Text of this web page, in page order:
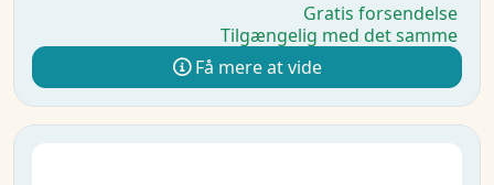
Gratis forsendelse
Tilgængelig med det samme
Få mere at vide